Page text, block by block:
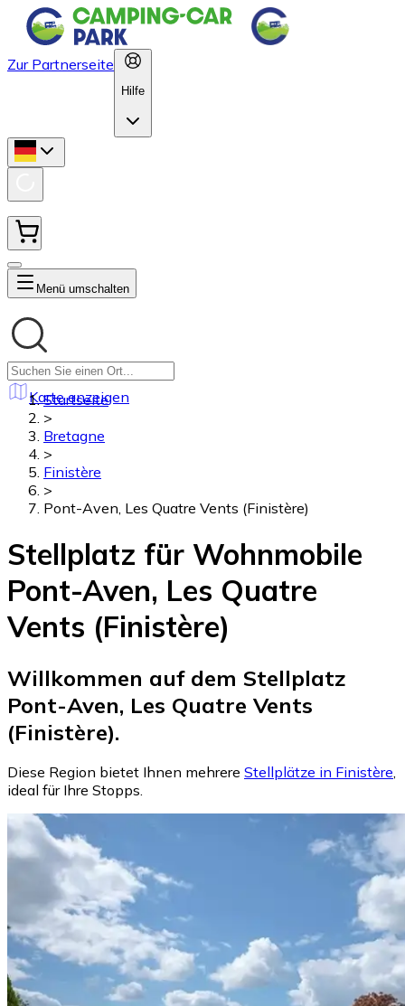
Zur Partnerseite
Hilfe
Menü umschalten
Karte anzeigen
Startseite
>
Bretagne
>
Finistère
>
Pont-Aven, Les Quatre Vents (Finistère)
Stellplatz für Wohnmobile
Pont-Aven, Les Quatre
Vents (Finistère)
Willkommen auf dem Stellplatz
Pont-Aven, Les Quatre Vents
(Finistère).
Diese Region bietet Ihnen mehrere Stellplätze in Finistère,
ideal für Ihre Stopps.